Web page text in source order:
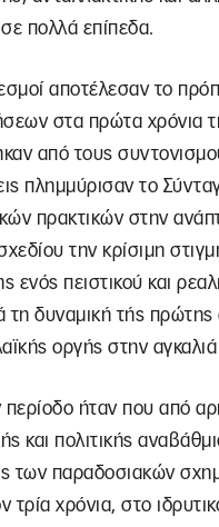
πολλά επίπεδα.
αποτέλεσαν το
στα πρώτα χρόνια
από τους
πλημμύρισαν το
πρακτικών στην
την κρίσιμη
ενός πειστικού και
τη δυναμική τής
οργής στην
περίοδο ήταν που από
και πολιτικής
των παραδοσιακών
τρία χρόνια, στο